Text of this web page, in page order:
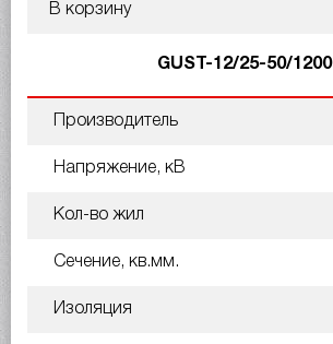
В корзину
GUST-12/25-50/1200
Производитель
Напряжение, кВ
Кол-во жил
Сечение, кв.мм.
Изоляция